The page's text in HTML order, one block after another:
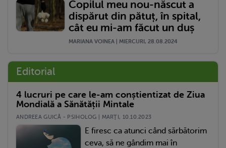
Copilul meu nou-născut a
dispărut din pătuț, în spital,
cât eu mi-am făcut un duș
MARIANA VOINEA | MIERCURI, 28.08.2024
Editorial
4 lucruri pe care le-am conștientizat de Ziua
Mondială a Sănătății Mintale
ANDREEA GUICĂ - PSIHOLOG | MARŢI, 10.10.2023
E firesc ca atunci când sărbătorim
ceva, să ne gândim mai în